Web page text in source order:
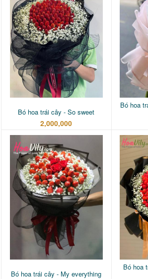
Bó hoa trái cây - So sweet
2,000,000
Bó hoa
Bó hoa trái cây - My everything
Bó hoa